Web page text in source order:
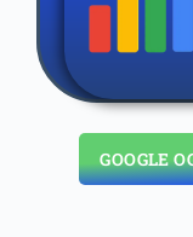
GOOGLE